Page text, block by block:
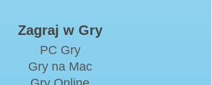
Zagraj w Gry
PC Gry
Gry na Mac